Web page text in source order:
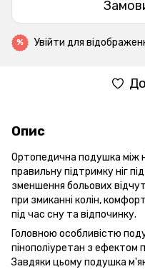
% Увійти для
Опис
Ортопедична подушка між
правильну підтримку ніг
зменшення больових
при змиканні колін,
під час сну та відпочинку.
Головною особливістю
пінополіуретан з ефектом
Завдяки цьому подушка